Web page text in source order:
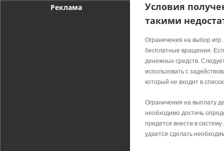
Реклама
Условия
такими
Ограничения на выбор
бесплатные вращения.
денежных средств.
использовать с
который не входит в
Ограничения на выплату
необходимо достичь
придется внести в
удается сделать